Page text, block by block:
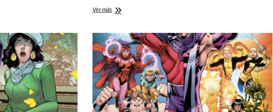
Ver másLa
Magneto
–
Al
Ewing
y
Luciano
Vecchio
nos
llevan